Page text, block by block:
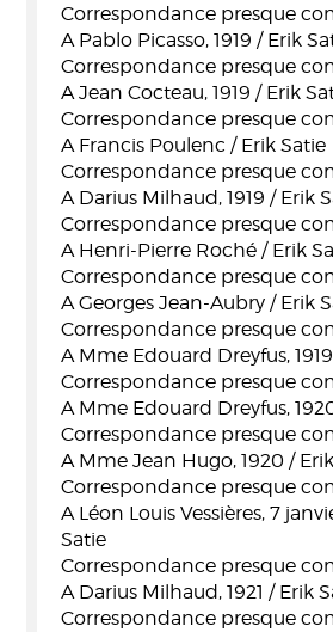
Correspondance presque
A Pablo Picasso, 1919 / Erik
Correspondance presque
A Jean Cocteau, 1919 / Erik
Correspondance presque
A Francis Poulenc / Erik Satie
Correspondance presque
A Darius Milhaud, 1919 / Erik
Correspondance presque
A Henri-Pierre Roché / Erik
Correspondance presque
A Georges Jean-Aubry / Erik
Correspondance presque
A Mme Edouard Dreyfus,
Correspondance presque
A Mme Edouard Dreyfus,
Correspondance presque
A Mme Jean Hugo, 1920 /
Correspondance presque
A Léon Louis Vessières, 7
Satie
Correspondance presque
A Darius Milhaud, 1921 / Erik
Correspondance presque